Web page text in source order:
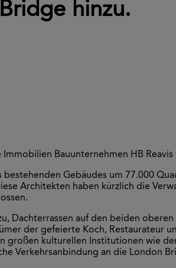
hinzu.
Bauunternehmen HB
Gebäudes um 77.000
Architekten haben kürzlich die
Dachterrassen auf den beiden
der gefeierte Koch, Restaurateur
großen kulturellen Institutionen wie
Verkehrsanbindung an die London